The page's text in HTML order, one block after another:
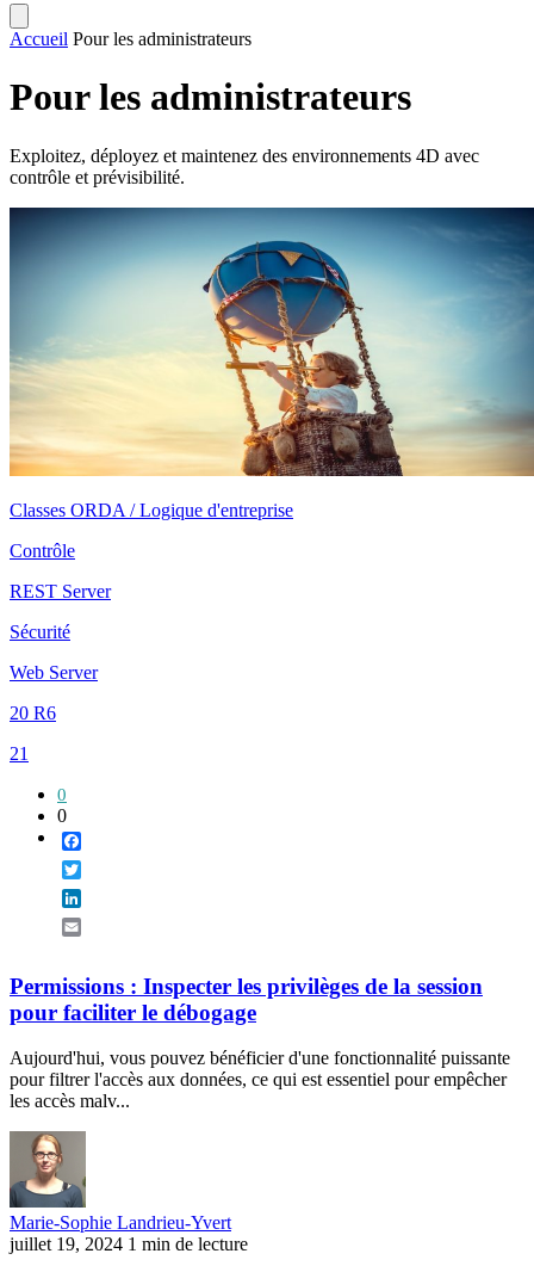
Accueil Pour les administrateurs
Pour les administrateurs
Exploitez, déployez et maintenez des environnements 4D avec
contrôle et prévisibilité.
Classes ORDA / Logique d'entreprise
Contrôle
REST Server
Sécurité
Web Server
20 R6
21
0
0
Permissions : Inspecter les privilèges de la session
pour faciliter le débogage
Aujourd'hui, vous pouvez bénéficier d'une fonctionnalité puissante
pour filtrer l'accès aux données, ce qui est essentiel pour empêcher
les accès malv...
Marie-Sophie Landrieu-Yvert
juillet 19, 2024 1 min de lecture